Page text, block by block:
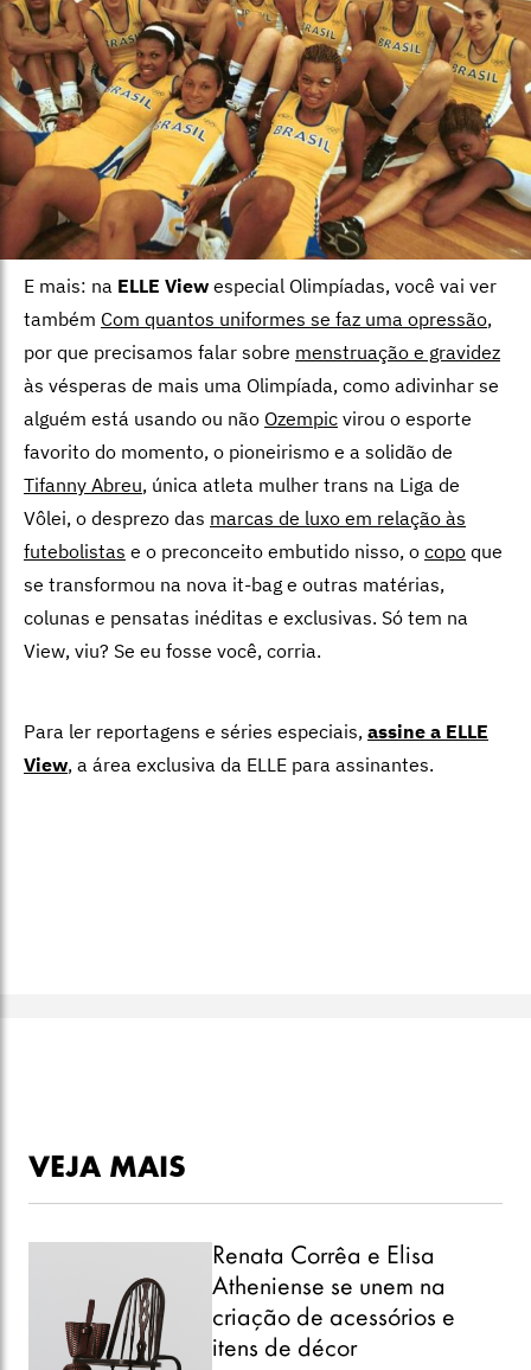
E mais: na ELLE View especial Olimpíadas, você vai ver
também Com quantos uniformes se faz uma opressão,
por que precisamos falar sobre menstruação e gravidez
às vésperas de mais uma Olimpíada, como adivinhar se
alguém está usando ou não Ozempic virou o esporte
favorito do momento, o pioneirismo e a solidão de
Tifanny Abreu, única atleta mulher trans na Liga de
Vôlei, o desprezo das marcas de luxo em relação às
futebolistas e o preconceito embutido nisso, o copo que
se transformou na nova it-bag e outras matérias,
colunas e pensatas inéditas e exclusivas. Só tem na
View, viu? Se eu fosse você, corria.
Para ler reportagens e séries especiais, assine a ELLE
View, a área exclusiva da ELLE para assinantes.
VEJA MAIS
Renata Corrêa e Elisa
Atheniense se unem na
criação de acessórios e
itens de décor